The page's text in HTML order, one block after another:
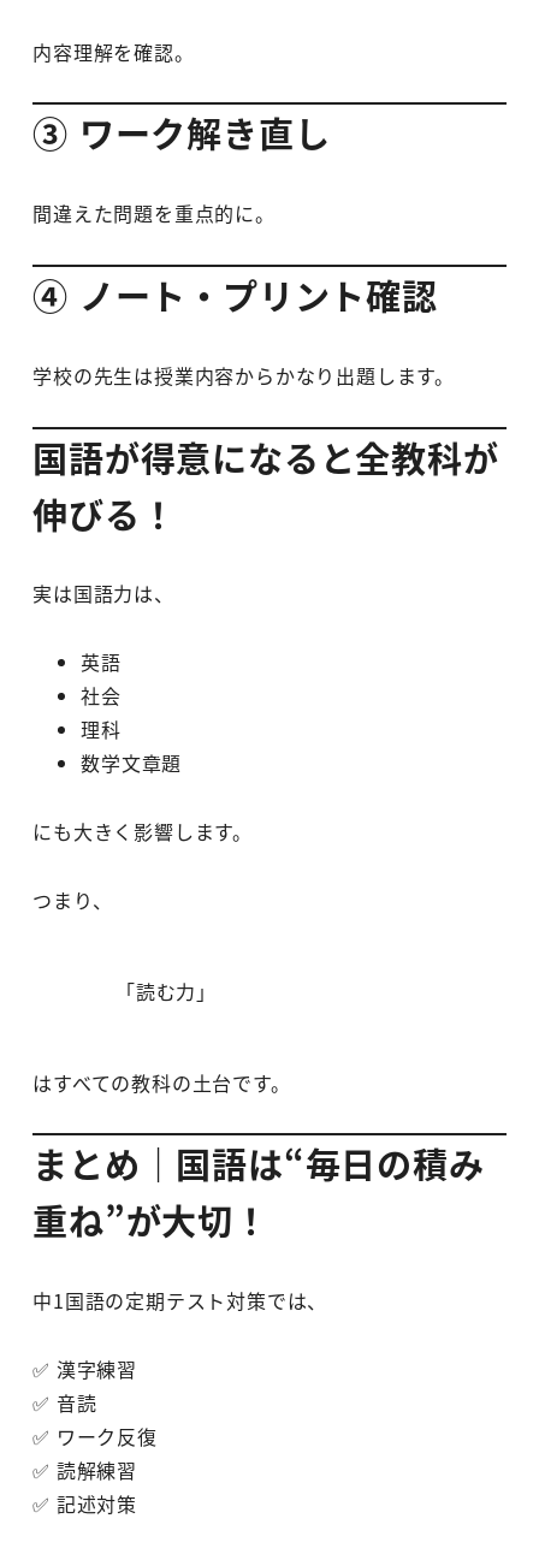
内容理解を確認。
③ ワーク解き直し
間違えた問題を重点的に。
④ ノート・プリント確認
学校の先生は授業内容からかなり出題します。
国語が得意になると全教科が
伸びる！
実は国語力は、
英語
社会
理科
数学文章題
にも大きく影響します。
つまり、
「読む力」
はすべての教科の土台です。
まとめ｜国語は“毎日の積み
重ね”が大切！
中1国語の定期テスト対策では、
✅ 漢字練習
✅ 音読
✅ ワーク反復
✅ 読解練習
✅ 記述対策